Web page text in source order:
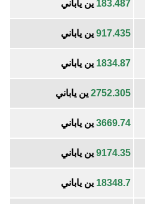
183.487 ين ياباني
917.435 ين ياباني
1834.87 ين ياباني
2752.305 ين ياباني
3669.74 ين ياباني
9174.35 ين ياباني
18348.7 ين ياباني